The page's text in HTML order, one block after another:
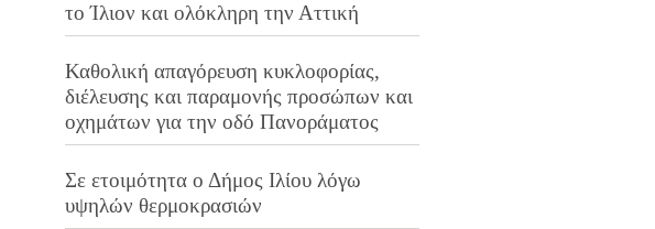
το Ίλιον και ολόκληρη την Αττική
Καθολική απαγόρευση κυκλοφορίας,
διέλευσης και παραμονής προσώπων και
οχημάτων για την οδό Πανοράματος
Σε ετοιμότητα ο Δήμος Ιλίου λόγω
υψηλών θερμοκρασιών